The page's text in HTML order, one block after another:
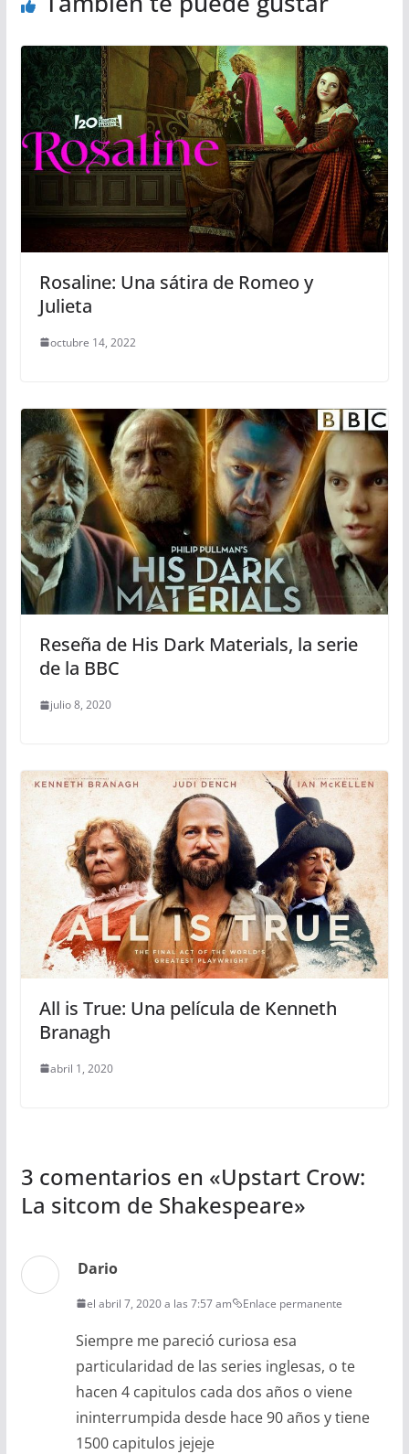
Rosaline: Una sátira de Romeo y
Julieta
octubre 14, 2022
Reseña de His Dark Materials, la serie
de la BBC
julio 8, 2020
All is True: Una película de Kenneth
Branagh
abril 1, 2020
3 comentarios en «Upstart Crow:
La sitcom de Shakespeare»
Dario
el abril 7, 2020 a las 7:57 am Enlace permanente
Siempre me pareció curiosa esa
particularidad de las series inglesas, o te
hacen 4 capitulos cada dos años o viene
ininterrumpida desde hace 90 años y tiene
1500 capitulos jejeje